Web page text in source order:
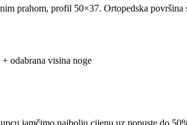
prahom, profil 50×37. Ortopedska površina
odabrana visina noge
jamčimo najbolju cijenu uz popuste do